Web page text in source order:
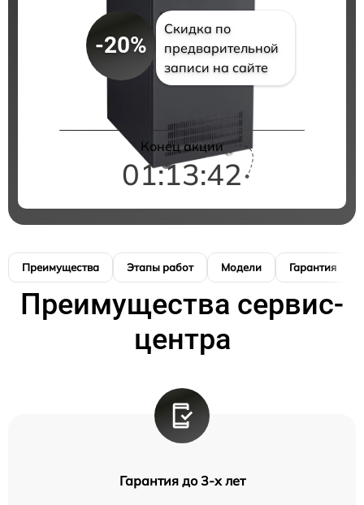
-20%
Скидка по
предварительной
записи на сайте
Конец акции
01:13:42
Преимущества Этапы работ Модели Гарантия
Преимущества сервис-
центра
Гарантия до 3-х лет